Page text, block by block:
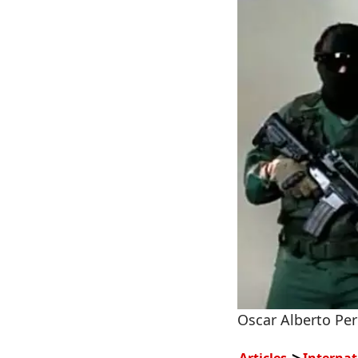
Oscar Alberto